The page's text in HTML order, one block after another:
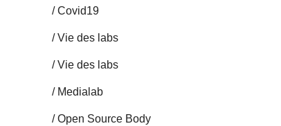
Covid19
Vie des labs
Vie des labs
Me­dia­lab
Open Source Body